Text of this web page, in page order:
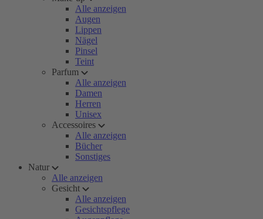
Alle anzeigen
Augen
Lippen
Nägel
Pinsel
Teint
Parfum
Alle anzeigen
Damen
Herren
Unisex
Accessoires
Alle anzeigen
Bücher
Sonstiges
Natur
Alle anzeigen
Gesicht
Alle anzeigen
Gesichtspflege